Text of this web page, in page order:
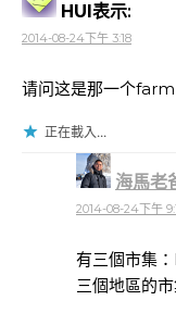
HUI表示:
2014-08-24下午 3:18
请问这是那一个
正在載入...
海馬老
2014-08-24下午
有三個市集
三個地區的